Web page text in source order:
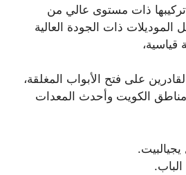
تركيبها ذات مستوى عالي من
الموديلات ذات الجودة العالية
قياسية،
على فتح الأبواب المغلقة،
مناطق الكويت وأحدث المعدات